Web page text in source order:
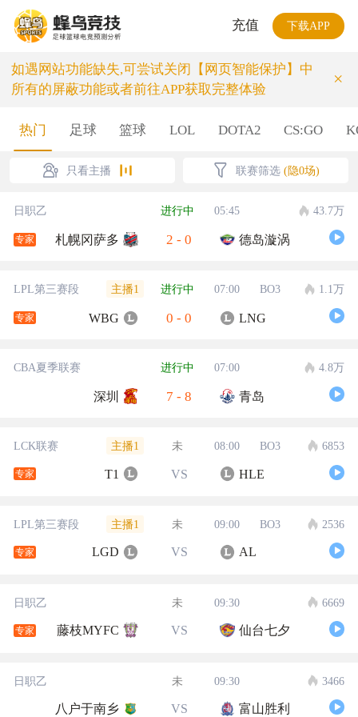
充值 下载APP
如遇网站功能缺失,可尝试关闭【网页智能保护】中
所有的屏蔽功能或者前往APP获取完整体验
×
热门 足球 篮球 LOL DOTA2 CS:GO
只看主播 联赛筛选 (隐0场)
日职乙 进行中 05:45 43.7万
专家 札幌冈萨多 2 - 0 德岛漩涡
LPL第三赛段 主播1 进行中 07:00 BO3 1.1万
专家 WBG 0 - 0 LNG
CBA夏季联赛 进行中 07:00 4.8万
深圳 7 - 8 青岛
LCK联赛 主播1 未 08:00 BO3 6853
专家 T1 VS HLE
LPL第三赛段 主播1 未 09:00 BO3 2536
专家 LGD VS AL
日职乙 未 09:30 6669
专家 藤枝MYFC VS 仙台七夕
日职乙 未 09:30 3466
八户于南乡 VS 富山胜利